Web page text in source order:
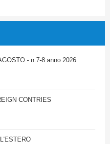
- n.7-8 anno 2026
CONTRIES